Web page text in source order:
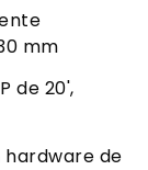
mm
de 20',
de